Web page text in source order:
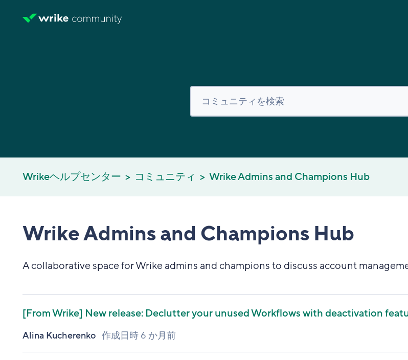
Wrikeヘルプセンター コミュニティ Wrike Admins and Champions Hub
Wrike Admins and Champions Hub
A collaborative space for Wrike admins and champions to discuss account
[From Wrike] New release: Declutter your unused Workflows with deactivation
Alina Kucherenko 作成日時 6 か月前